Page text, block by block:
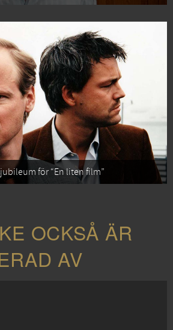
för “En liten film”
OCKSÅ ÄR
AV